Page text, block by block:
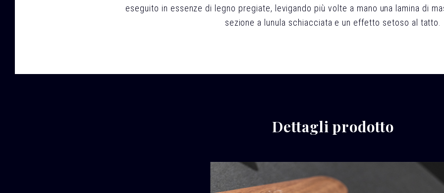
eseguito in essenze di legno pregiate, levigando più volte a mano una lamina di
sezione a lunula schiacciata e un effetto setoso al tatto.
Dettagli prodotto